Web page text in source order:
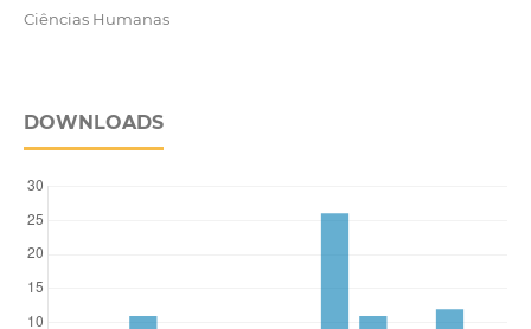
Ciências Humanas
DOWNLOADS